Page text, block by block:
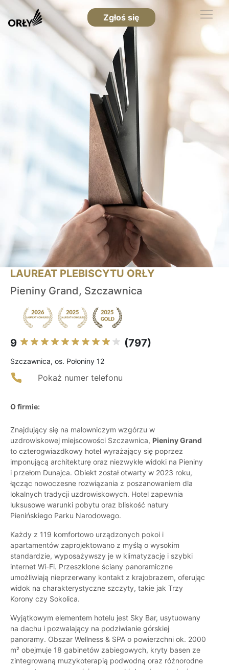
Zgłoś się
LAUREAT PLEBISCYTU ORŁY
Pieniny Grand, Szczawnica
9 (797)
Szczawnica, os. Połoniny 12
Pokaż numer telefonu
O firmie:
Znajdujący się na malowniczym wzgórzu w
uzdrowiskowej miejscowości Szczawnica, Pieniny Grand
to czterogwiazdkowy hotel wyrażający się poprzez
imponującą architekturę oraz niezwykłe widoki na Pieniny
i przełom Dunajca. Obiekt został otwarty w 2023 roku,
łącząc nowoczesne rozwiązania z poszanowaniem dla
lokalnych tradycji uzdrowiskowych. Hotel zapewnia
luksusowe warunki pobytu oraz bliskość natury
Pienińskiego Parku Narodowego.
Każdy z 119 komfortowo urządzonych pokoi i
apartamentów zaprojektowano z myślą o wysokim
standardzie, wyposażywszy je w klimatyzację i szybki
internet Wi-Fi. Przeszklone ściany panoramiczne
umożliwiają nieprzerwany kontakt z krajobrazem, oferując
widok na charakterystyczne szczyty, takie jak Trzy
Korony czy Sokolica.
Wyjątkowym elementem hotelu jest Sky Bar, usytuowany
na dachu i pozwalający na podziwianie górskiej
panoramy. Obszar Wellness & SPA o powierzchni ok. 2000
m² obejmuje 18 gabinetów zabiegowych, kryty basen ze
zintegrowaną muzykoterapią podwodną oraz różnorodne